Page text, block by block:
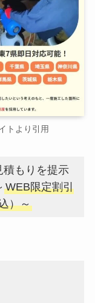
トより引用
積もりを提示
WEB限定割引
）～